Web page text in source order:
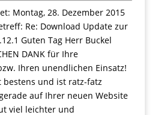
Montag, 28. Dezember 2015
Re: Download Update zur
Guten Tag Herr Buckel
DANK für Ihre
Ihren unendlichen Einsatz!
bestens und ist ratz-fatz
auf Ihrer neuen Website
viel leichter und